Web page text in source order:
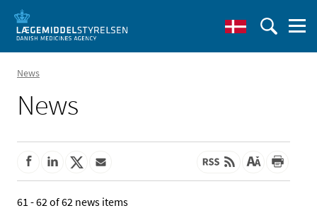
News
News
61 - 62 of 62 news items